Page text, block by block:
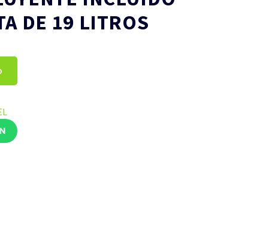
DE 19 LITROS